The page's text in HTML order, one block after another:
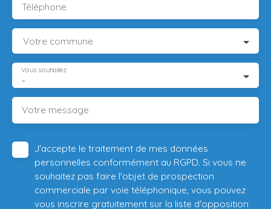
Téléphone
Votre commune
-
Vous souhaitez
Votre message
J'accepte le traitement de mes données
personnelles conformément au RGPD. Si vous ne
souhaitez pas faire l'objet de prospection
commerciale par voie téléphonique, vous pouvez
vous inscrire gratuitement sur la liste d'opposition